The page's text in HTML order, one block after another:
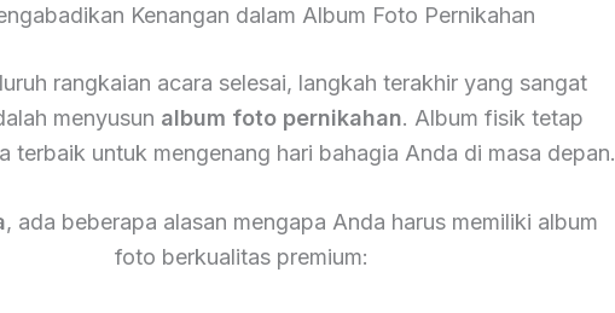
Kenangan dalam Album Foto Pernikahan
rangkaian acara selesai, langkah terakhir yang sangat
menyusun album foto pernikahan. Album fisik tetap
terbaik untuk mengenang hari bahagia Anda di masa depan.
, ada beberapa alasan mengapa Anda harus memiliki album
foto berkualitas premium: